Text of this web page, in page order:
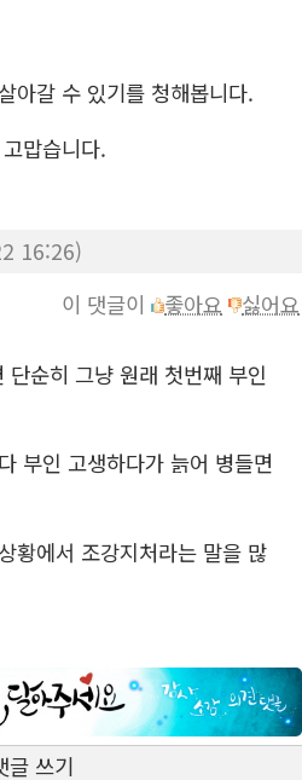
아갈 수 있기를 청해봅니다.
맙습니다.
16:26)
이 댓글이
좋아요 싫어요
단순히 그냥 원래 첫번째 부인
부인 고생하다가 늙어 병들면
황에서 조강지처라는 말을 많
글 쓰기